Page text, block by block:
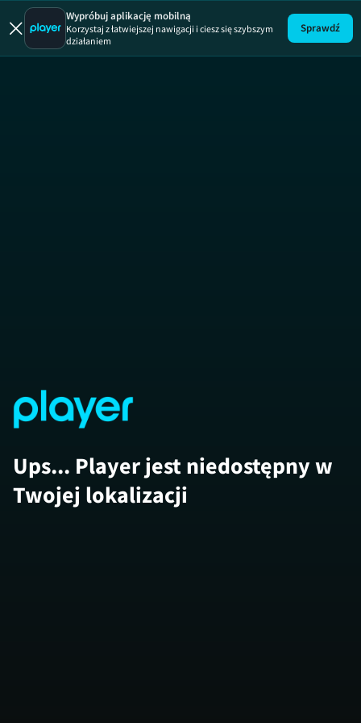
Królowie
Wypróbuj aplikację mobilną
Korzystaj z łatwiejszej nawigacji i ciesz się szybszym
działaniem
Sprawdź
Ups... Player jest niedostępny w
Twojej lokalizacji